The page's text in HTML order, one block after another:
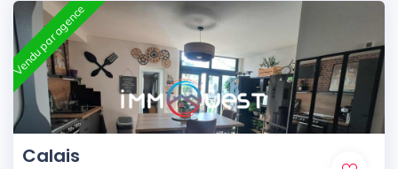
Vendu par agence
Calais